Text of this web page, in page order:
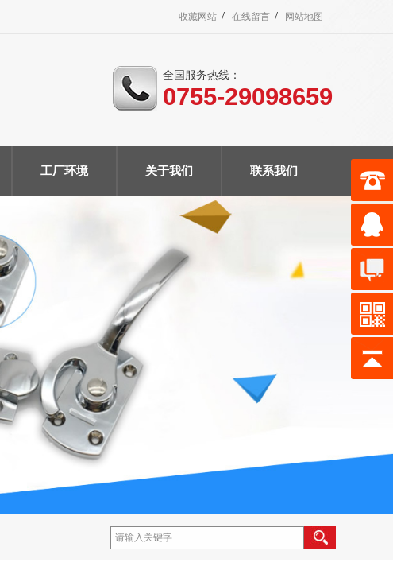
收藏网站 / 在线留言 / 网站地图
全国服务热线：
0755-29098659
工厂环境 关于我们 联系我们